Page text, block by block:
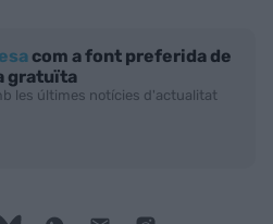
com a font preferida de
gratuïta
les últimes notícies d'actualitat